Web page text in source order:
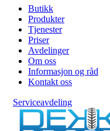
Butikk
Produkter
Tjenester
Priser
Avdelinger
Om oss
Informasjon og råd
Kontakt oss
Serviceavdeling